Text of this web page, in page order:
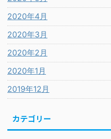
2020年4月
2020年3月
2020年2月
2020年1月
2019年12月
カテゴリー